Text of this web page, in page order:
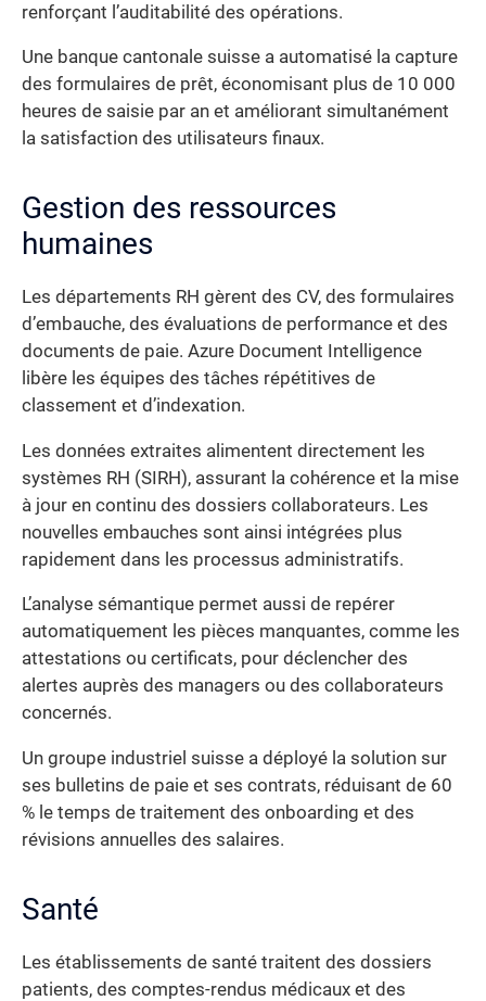
renforçant l’auditabilité des opérations.
Une banque cantonale suisse a automatisé la capture
des formulaires de prêt, économisant plus de 10 000
heures de saisie par an et améliorant simultanément
la satisfaction des utilisateurs finaux.
Gestion des ressources
humaines
Les départements RH gèrent des CV, des formulaires
d’embauche, des évaluations de performance et des
documents de paie. Azure Document Intelligence
libère les équipes des tâches répétitives de
classement et d’indexation.
Les données extraites alimentent directement les
systèmes RH (SIRH), assurant la cohérence et la mise
à jour en continu des dossiers collaborateurs. Les
nouvelles embauches sont ainsi intégrées plus
rapidement dans les processus administratifs.
L’analyse sémantique permet aussi de repérer
automatiquement les pièces manquantes, comme les
attestations ou certificats, pour déclencher des
alertes auprès des managers ou des collaborateurs
concernés.
Un groupe industriel suisse a déployé la solution sur
ses bulletins de paie et ses contrats, réduisant de 60
% le temps de traitement des onboarding et des
révisions annuelles des salaires.
Santé
Les établissements de santé traitent des dossiers
patients, des comptes-rendus médicaux et des